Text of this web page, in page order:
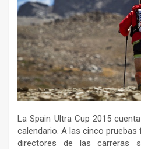
La Spain Ultra Cup 2015
calendario. A las cinco
directores de las carreras